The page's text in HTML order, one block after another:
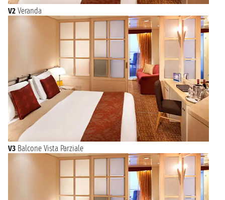
V2 Veranda
V3 Balcone Vista Parziale